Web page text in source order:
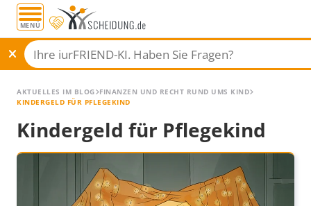
MENÜ
AKTUELLES IM BLOG FINANZEN UND RECHT RUND UMS KIND
KINDERGELD FÜR PFLEGEKIND
Kindergeld für Pflegekind